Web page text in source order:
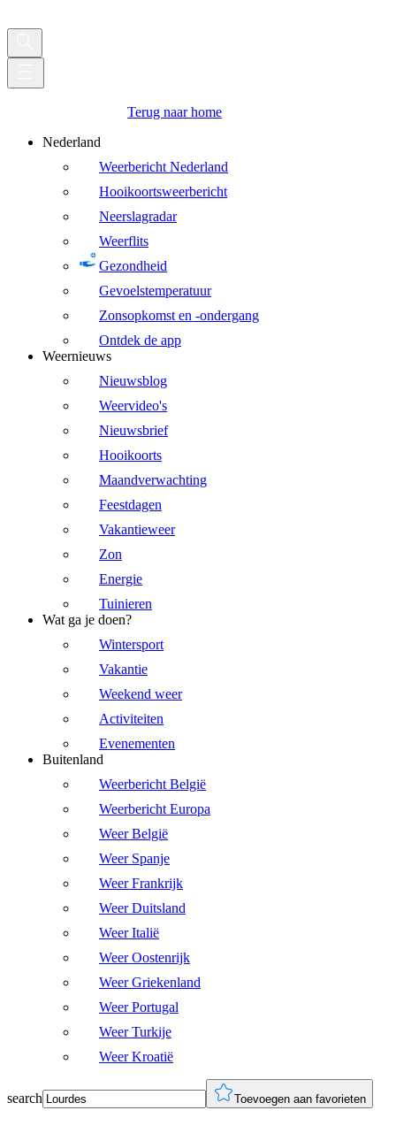
Terug naar home
Nederland
Weerbericht Nederland
Hooikoortsweerbericht
Neerslagradar
Weerflits
Gezondheid
Gevoelstemperatuur
Zonsopkomst en -ondergang
Ontdek de app
Weernieuws
Nieuwsblog
Weervideo's
Nieuwsbrief
Hooikoorts
Maandverwachting
Feestdagen
Vakantieweer
Zon
Energie
Tuinieren
Wat ga je doen?
Wintersport
Vakantie
Weekend weer
Activiteiten
Evenementen
Buitenland
Weerbericht België
Weerbericht Europa
Weer België
Weer Spanje
Weer Frankrijk
Weer Duitsland
Weer Italië
Weer Oostenrijk
Weer Griekenland
Weer Portugal
Weer Turkije
Weer Kroatië
search Toevoegen aan favorieten